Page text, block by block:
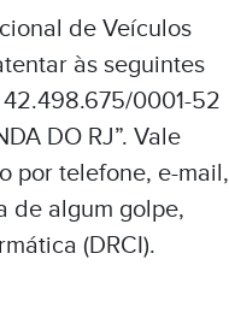
de Veículos
às seguintes
0001-52
DO RJ”. Vale
por telefone, e-mail,
de algum golpe,
(DRCI).